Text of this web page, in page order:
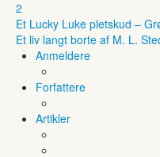
2
Et Lucky Luke pletskud –
Et liv langt borte af M. L.
Anmeldere
Forfattere
Artikler